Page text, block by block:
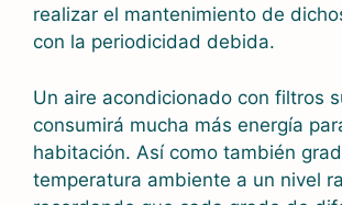
realizar el mantenimiento de
con la periodicidad debida.
Un aire acondicionado con filtros
consumirá mucha más energía
habitación. Así como también
temperatura ambiente a un nivel